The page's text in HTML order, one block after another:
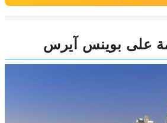
على بوينس آيرس